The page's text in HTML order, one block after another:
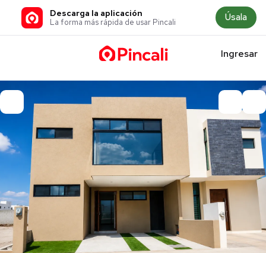
Descarga la aplicación
La forma más rápida de usar Pincali Úsala
Ingresar